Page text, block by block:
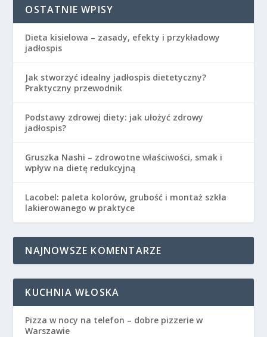
OSTATNIE WPISY
Dieta kisielowa – zasady, efekty i przykładowy
jadłospis
Jak stworzyć idealny jadłospis dietetyczny?
Praktyczny przewodnik
Podstawy zdrowej diety: jak ułożyć zdrowy
jadłospis?
Gruszka Nashi – zdrowotne właściwości, smak i
wpływ na dietę redukcyjną
Lacobel: paleta kolorów, grubość i montaż szkła
lakierowanego w praktyce
NAJNOWSZE KOMENTARZE
KUCHNIA WŁOSKA
Pizza w nocy na telefon – dobre pizzerie w
Warszawie